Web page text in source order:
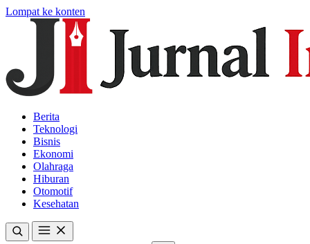
Lompat ke konten
Berita
Teknologi
Bisnis
Ekonomi
Olahraga
Hiburan
Otomotif
Kesehatan